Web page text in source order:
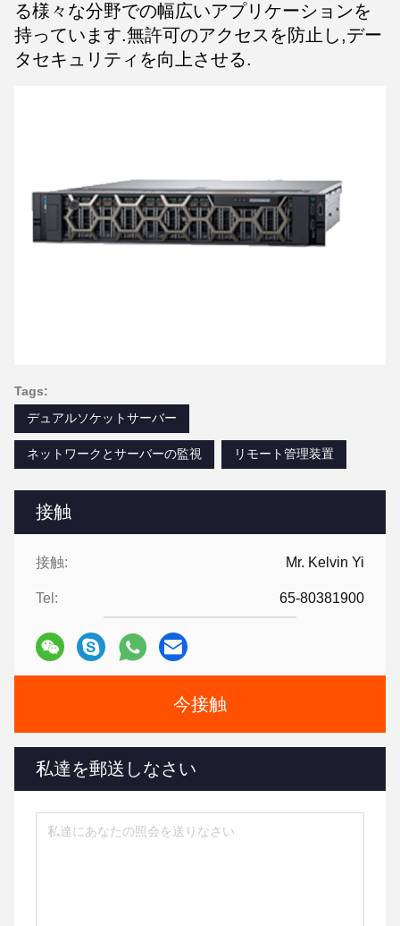
接触
接触: Mr. Kelvin Yi
Tel: 65-80381900
今接触
私達を郵送しなさい
る様々な分野での幅広いアプリケーションを
持っています.無許可のアクセスを防止し,デー
タセキュリティを向上させる.
Tags:
デュアルソケットサーバー
ネットワークとサーバーの監視 リモート管理装置